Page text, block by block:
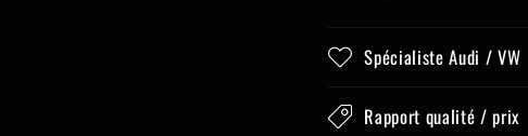
Spécialiste Audi / VW
Rapport qualité / prix